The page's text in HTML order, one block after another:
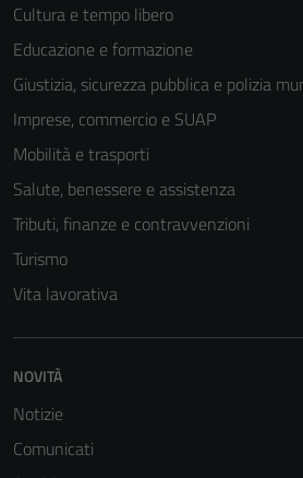
Cultura e tempo libero
Educazione e formazione
Giustizia, sicurezza pubblica e polizia
Imprese, commercio e SUAP
Mobilità e trasporti
Salute, benessere e assistenza
Tributi, finanze e contravvenzioni
Turismo
Vita lavorativa
NOVITÀ
Notizie
Comunicati